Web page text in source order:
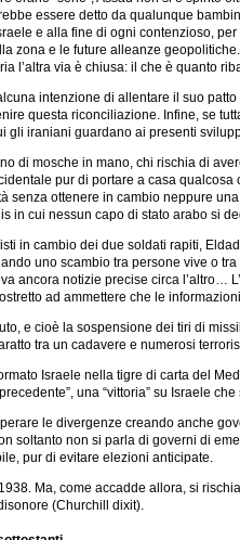
essere detto da qualunque
e alla fine di ogni contenzioso,
zona e le future alleanze
l’altra via è chiusa: il che è quanto
intenzione di allentare il suo
questa riconciliazione. Infine, se
gli iraniani guardano ai presenti
di mosche in mano, chi rischia di
pur di portare a casa
ottenere in cambio neppure
cui nessun capo di stato arabo si
in cambio dei due soldati rapiti,
uno scambio tra persone vive o
ancora notizie precise circa
ad ammettere che le
e cioè la sospensione dei tiri di
tra un cadavere e numerosi
Israele nella tigre di carta del
una “vittoria” su Israele
le divergenze creando anche
non si parla di governi di
pur di evitare elezioni anticipate.
Ma, come accadde allora, si
(Churchill dixit).